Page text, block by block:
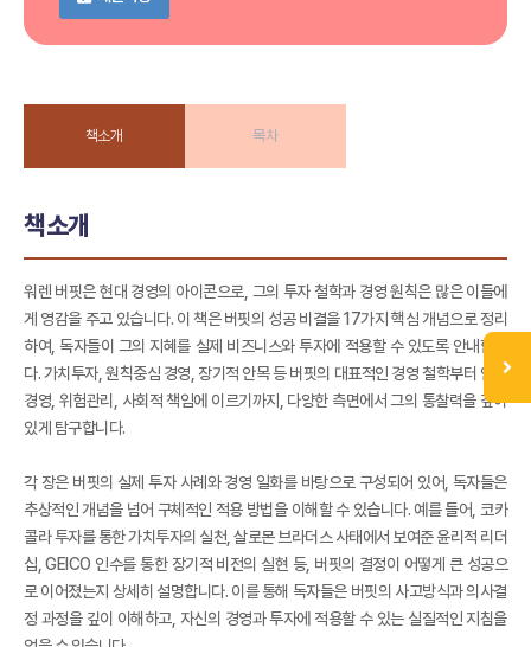
책소개 목차
책소개
워렌 버핏은 현대 경영의 아이콘으로, 그의 투자 철학과 경영 원칙은 많은 이들에
게 영감을 주고 있습니다. 이 책은 버핏의 성공 비결을 17가지 핵심 개념으로 정리
하여, 독자들이 그의 지혜를 실제 비즈니스와 투자에 적용할 수 있도록 안내합니
다. 가치투자, 원칙중심 경영, 장기적 안목 등 버핏의 대표적인 경영 철학부터 인재
경영, 위험관리, 사회적 책임에 이르기까지, 다양한 측면에서 그의 통찰력을 깊이
있게 탐구합니다.
각 장은 버핏의 실제 투자 사례와 경영 일화를 바탕으로 구성되어 있어, 독자들은
추상적인 개념을 넘어 구체적인 적용 방법을 이해할 수 있습니다. 예를 들어, 코카
콜라 투자를 통한 가치투자의 실천, 살로몬 브라더스 사태에서 보여준 윤리적 리더
십, GEICO 인수를 통한 장기적 비전의 실현 등, 버핏의 결정이 어떻게 큰 성공으
로 이어졌는지 상세히 설명합니다. 이를 통해 독자들은 버핏의 사고방식과 의사결
정 과정을 깊이 이해하고, 자신의 경영과 투자에 적용할 수 있는 실질적인 지침을